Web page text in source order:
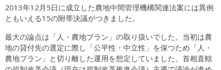
2013年12月5日に成立した農地中間管理機構関連法案には異例
ともいえる15の附帯決議がつきました。
最大の論点は「人・農地プラン」の取り扱いでした。当初は農
地の貸付先の選定に際し「公平性・中立性」を保つため「人・
農地プラン」と切り離した運用を想定していました。首相直轄